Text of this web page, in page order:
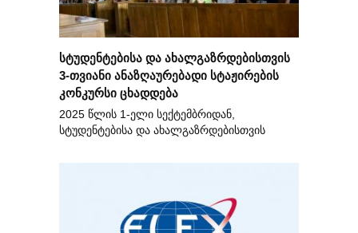
სტუდენტებისა და ახალგაზრდებისთვის
3-თვიანი ანაზღაურებადი სტაჟირების
კონკურსი ცხადდება
2025 წლის 1-ელი სექტემბრიდან,
სტუდენტებისა და ახალგაზრდებისთვის